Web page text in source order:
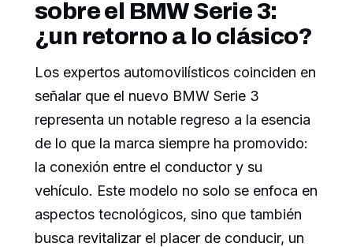
sobre el BMW Serie 3:
¿un retorno a lo clásico?
Los expertos automovilísticos coinciden en
señalar que el nuevo BMW Serie 3
representa un notable regreso a la esencia
de lo que la marca siempre ha promovido:
la conexión entre el conductor y su
vehículo. Este modelo no solo se enfoca en
aspectos tecnológicos, sino que también
busca revitalizar el placer de conducir, un